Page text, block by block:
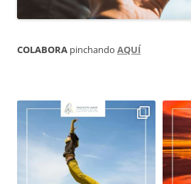
COLABORA pinchando AQUÍ